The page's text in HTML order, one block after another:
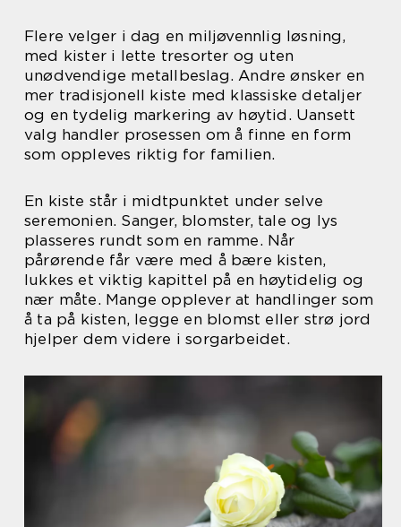
Flere velger i dag en miljøvennlig løsning,
med kister i lette tresorter og uten
unødvendige metallbeslag. Andre ønsker en
mer tradisjonell kiste med klassiske detaljer
og en tydelig markering av høytid. Uansett
valg handler prosessen om å finne en form
som oppleves riktig for familien.
En kiste står i midtpunktet under selve
seremonien. Sanger, blomster, tale og lys
plasseres rundt som en ramme. Når
pårørende får være med å bære kisten,
lukkes et viktig kapittel på en høytidelig og
nær måte. Mange opplever at handlinger som
å ta på kisten, legge en blomst eller strø jord
hjelper dem videre i sorgarbeidet.